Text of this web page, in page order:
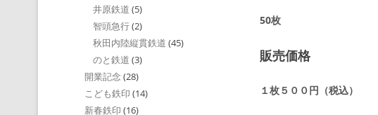
50枚
販売価格
１枚５００円（税込）
井原鉄道 (5)
智頭急行(2)
秋田内陸縦貫鉄道 (45)
のと鉄道 (3)
開業記念 (28)
こども鉄印 (14)
新春鉄印 (16)